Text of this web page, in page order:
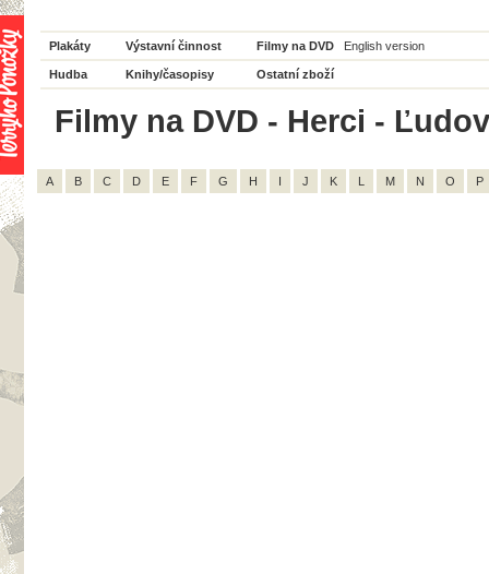
Plakáty Výstavní činnost Filmy na DVD English version
Hudba Knihy/časopisy Ostatní zboží
Filmy na DVD - Herci -
A B C D E F G H I J K L M N O P